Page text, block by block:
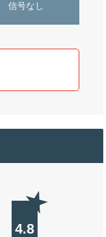
信号なし
4.8